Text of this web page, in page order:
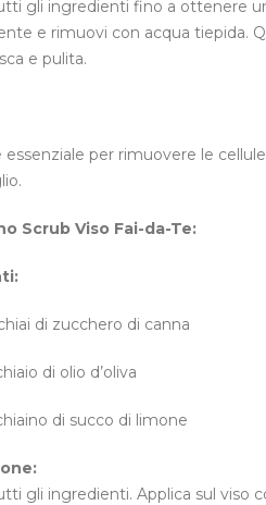
gli ingredienti fino a ottenere
e rimuovi con acqua tiepida.
e pulita.
essenziale per rimuovere le
Scrub Viso Fai-da-Te:
di zucchero di canna
di olio d’oliva
di succo di limone
gli ingredienti. Applica sul viso